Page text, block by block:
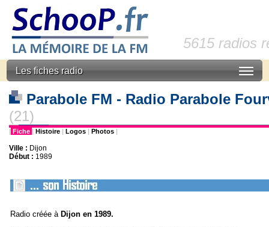
5615 radios
Les fiches radio
Parabole FM - Radio Parabole
(21)
| Fiche | Histoire | Logos | Photos |
Ville : Dijon
Début : 1989
Radio créée à Dijon en 1989.